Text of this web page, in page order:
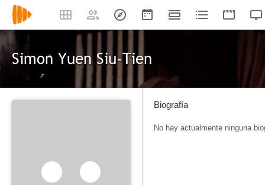
Simon Yuen Siu-Tien
Biografía
No hay actualmente ninguna